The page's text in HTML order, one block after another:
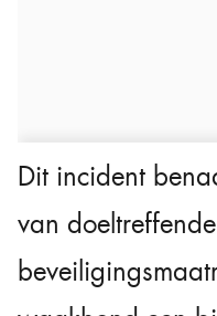
Dit incident
van doeltreffende